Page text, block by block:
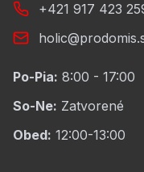
+421 917 423
Po-Pia: 8:00 - 17:00
So-Ne: Zatvorené
Obed: 12:00-13:00